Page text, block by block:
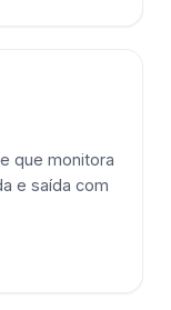
que monitora
e saída com